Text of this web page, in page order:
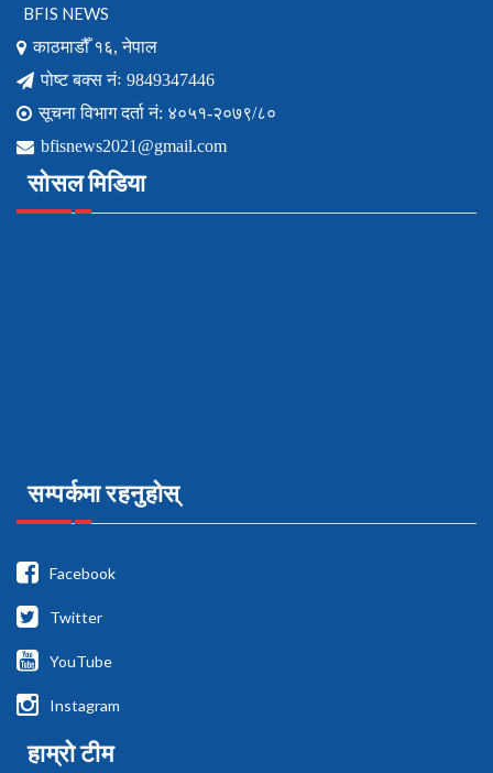
BFIS NEWS
काठमाडौँ १६, नेपाल
पोष्ट बक्स नंः 9849347446
सूचना विभाग दर्ता नं: ४०५१-२०७९/८०
bfisnews2021@gmail.com
सोसल मिडिया
सम्पर्कमा रहनुहोस्
Facebook
Twitter
YouTube
Instagram
हाम्रो टीम